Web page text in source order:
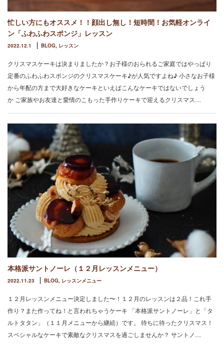
忙しい方にもオススメ！！顔出し無し！短時間！お気軽オンライ
ン「ふわふわスポンジ」レッスン
2022.12.1 BLOG, レッスン
クリスマスケーキは決まりましたか？お子様のおられるご家庭ではやっぱり
定番のふわふわスポンジのクリスマスケーキ♪が人気ですよね♪ 小さなお子様
から年配の方まで大好きなケーキといえばこんなケーキではないでしょう
か ご家族やお友達と愛情のこもった手作りケーキで迎えるクリスマス…
本格派サントノーレ（１２月レッスンメニュー）
2022.11.23 BLOG, レッスンメニュー
１２月レッスンメニュー決定しました〜！１２月のレッスンは２品！これ手
作り？また作ってね！と言われちゃうケーキ 「本格派サントノーレ」と「タ
ルトタタン」（１１月メニューから継続）です。 待ちに待ったクリスマス！
スペシャルなケーキで素敵なクリスマスを過ごしませんか？ サントノ…